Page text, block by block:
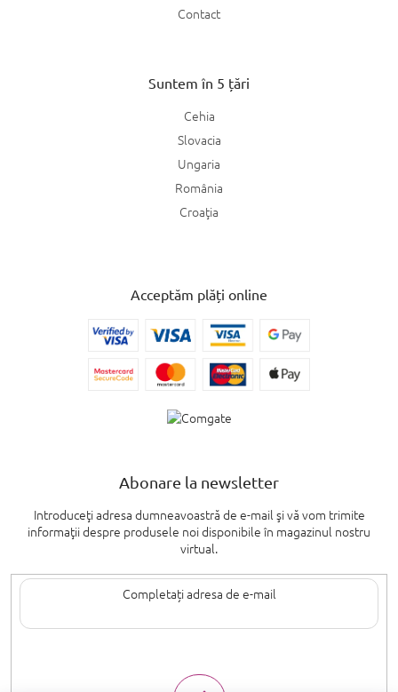
Contact
Suntem în 5 țări
Cehia
Slovacia
Ungaria
România
Croaţia
Acceptăm plăți online
Abonare la newsletter
Introduceţi adresa dumneavoastră de e-mail şi vă vom trimite
informaţii despre produsele noi disponibile în magazinul nostru
virtual.